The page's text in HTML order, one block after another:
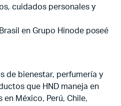
cuidados personales y
en Grupo Hinode poseé
de bienestar, perfumería y
que HND maneja en
en México, Perú, Chile,